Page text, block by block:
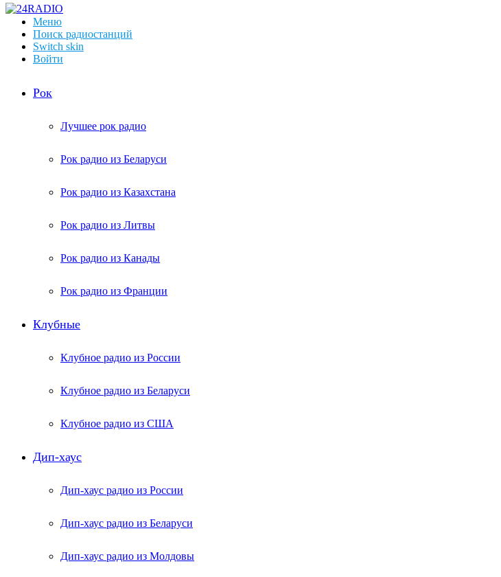
Меню
Поиск радиостанций
Switch skin
Войти
Рок
Лучшее рок радио
Рок радио из Беларуси
Рок радио из Казахстана
Рок радио из Литвы
Рок радио из Канады
Рок радио из Франции
Клубные
Клубное радио из России
Клубное радио из Беларуси
Клубное радио из США
Дип-хаус
Дип-хаус радио из России
Дип-хаус радио из Беларуси
Дип-хаус радио из Молдовы